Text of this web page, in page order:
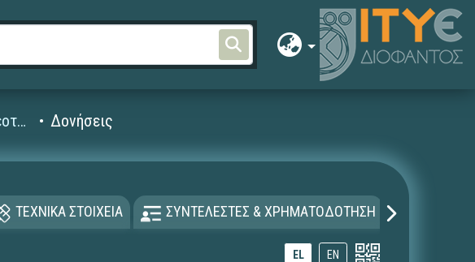
Αποσπάσματα Βιντεοταινιών (1995-2008) Δονήσεις
ΤΕΧΝΙΚΑ ΣΤΟΙΧΕΙΑ ΣΥΝΤΕΛΕΣΤΕΣ & ΧΡΗΜΑΤΟΔΟΤΗΣΗ
EL EN